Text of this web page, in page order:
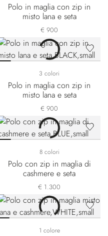
Polo in maglia con zip in
misto lana e seta
€ 900
3 colori
Polo in maglia con zip in
misto lana e seta
€ 900
8 colori
Polo con zip in maglia di
cashmere e seta
€ 1.300
1 colore